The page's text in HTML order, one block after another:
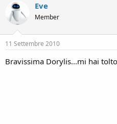
t
o
n
s
Eve
Member
11 Settembre 2010
Bravissima Dorylis...mi hai